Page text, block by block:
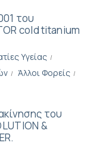
του
cold titanium
Υγείας
Άλλοι Φορείς
του
&